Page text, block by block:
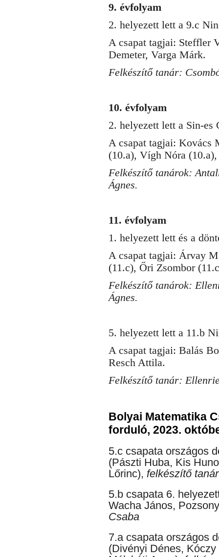
9. évfolyam
2. helyezett lett a 9.c
A csapat tagjai: Steffler
Demeter, Varga Márk.
Felkészítő tanár:
10. évfolyam
2. helyezett lett a Sin-
A csapat tagjai: Kovács
(10.a), Vígh Nóra
Felkészítő tanárok:
Ágnes.
11. évfolyam
1. helyezett lett és a
A csapat tagjai: Árvay
(11.c), Őri Zsombor
Felkészítő tanárok:
Ágnes.
5. helyezett lett a 11.b
A csapat tagjai: Balás
Resch Attila.
Felkészítő tanár:
Bolyai Matematika
forduló, 2023.
5.c csapata országos
(Pászti Huba, Kis
Lőrinc), felkészítő
5.b csapata 6.
Wacha János,
Csaba
7.a csapata országos
(Divényi Dénes,